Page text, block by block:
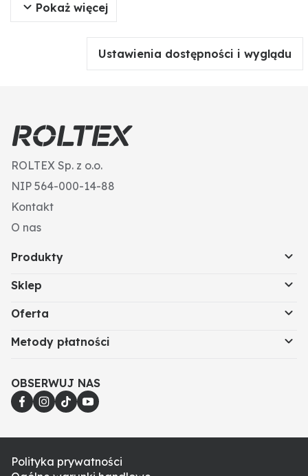
Pokaż więcej
Ustawienia dostępności i wyglądu
ROLTEX Sp. z o.o.
NIP 564-000-14-88
Kontakt
O nas
Produkty
Sklep
Oferta
Metody płatności
OBSERWUJ NAS
Polityka prywatności